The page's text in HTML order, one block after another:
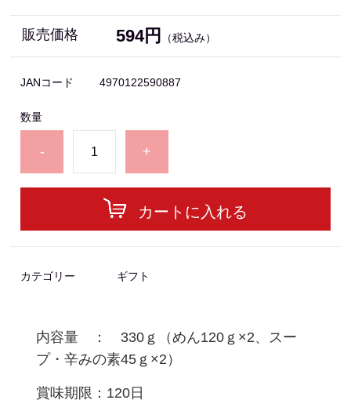
販売価格 594円 （税込み）
JANコード 4970122590887
数量
- +
カートに入れる
カテゴリー ギフト
内容量 ： 330 ｇ（めん120ｇ×2、スー
プ・辛みの素45ｇ×2）
賞味期限：120日